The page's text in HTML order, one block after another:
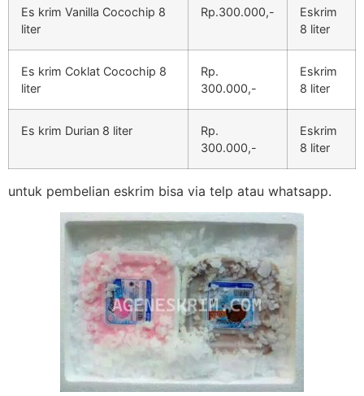
Es krim Vanilla Cocochip 8
liter
Rp.300.000,-
Eskrim
8 liter
Es krim Coklat Cocochip 8
liter
Rp.
300.000,-
Eskrim
8 liter
Es krim Durian 8 liter
Rp.
300.000,-
Eskrim
8 liter
untuk pembelian eskrim bisa via telp atau whatsapp.